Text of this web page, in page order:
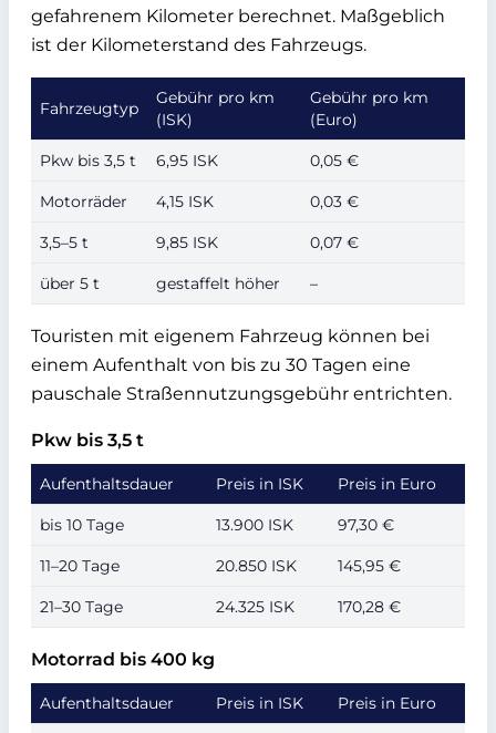
gefahrenem Kilometer berechnet. Maßgeblich
ist der Kilometerstand des Fahrzeugs.
Fahrzeugtyp
Gebühr pro km
(ISK)
Gebühr pro km
(Euro)
Pkw bis 3,5 t 6,95 ISK 0,05 €
Motorräder 4,15 ISK 0,03 €
3,5–5 t 9,85 ISK 0,07 €
über 5 t gestaffelt höher –
Touristen mit eigenem Fahrzeug können bei
einem Aufenthalt von bis zu 30 Tagen eine
pauschale Straßennutzungsgebühr entrichten.
Pkw bis 3,5 t
Aufenthaltsdauer Preis in ISK Preis in Euro
bis 10 Tage 13.900 ISK 97,30 €
11–20 Tage 20.850 ISK 145,95 €
21–30 Tage 24.325 ISK 170,28 €
Motorrad bis 400 kg
Aufenthaltsdauer Preis in ISK Preis in Euro